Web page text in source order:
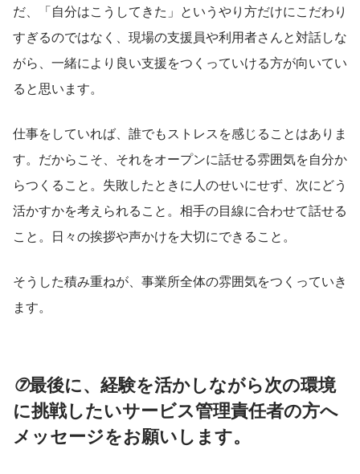
だ、「自分はこうしてきた」というやり方だけにこだわり
すぎるのではなく、現場の支援員や利用者さんと対話しな
がら、一緒により良い支援をつくっていける方が向いてい
ると思います。
仕事をしていれば、誰でもストレスを感じることはありま
す。だからこそ、それをオープンに話せる雰囲気を自分か
らつくること。失敗したときに人のせいにせず、次にどう
活かすかを考えられること。相手の目線に合わせて話せる
こと。日々の挨拶や声かけを大切にできること。
そうした積み重ねが、事業所全体の雰囲気をつくっていき
ます。
⑦最後に、経験を活かしながら次の環境
に挑戦したいサービス管理責任者の方へ
メッセージをお願いします。